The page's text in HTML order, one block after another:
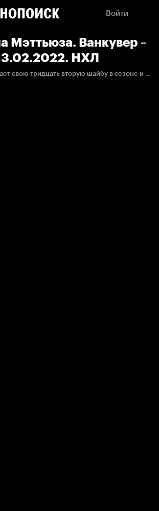
Войти
Мэттьюза. Ванкувер –
НХЛ
Мэттьюз забрасывает свою тридцать вторую шайбу в сезоне и сокращает отставание "кленовых листьев" в счёте.